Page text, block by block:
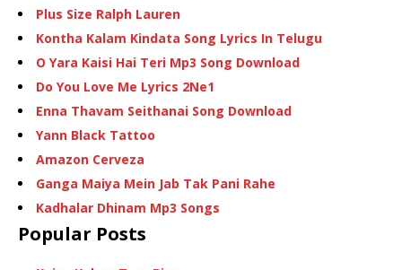
Plus Size Ralph Lauren
Kontha Kalam Kindata Song Lyrics In Telugu
O Yara Kaisi Hai Teri Mp3 Song Download
Do You Love Me Lyrics 2Ne1
Enna Thavam Seithanai Song Download
Yann Black Tattoo
Amazon Cerveza
Ganga Maiya Mein Jab Tak Pani Rahe
Kadhalar Dhinam Mp3 Songs
Popular Posts